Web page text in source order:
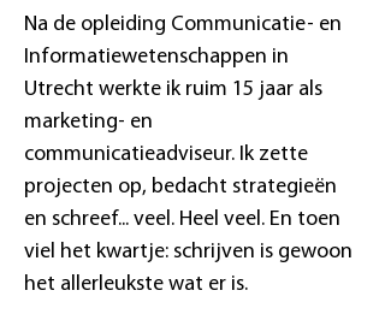
Na de opleiding Communicatie- en
Informatiewetenschappen in
Utrecht werkte ik ruim 15 jaar als
marketing- en
communicatieadviseur. Ik zette
projecten op, bedacht strategieën
en schreef... veel. Heel veel. En toen
viel het kwartje: schrijven is gewoon
het allerleukste wat er is.